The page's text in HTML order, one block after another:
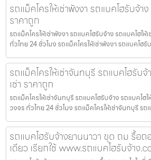
รถแม็คโครให้เช่าพังงา รถแบคโฮรับจ้าง
ราคาถูก
รถแม็คโครให้เช่าพังงา รถแบคโฮรับจ้าง รถแบคโฮให้
ทั่วไทย 24 ชั่วโมง รถแม็คโครให้เช่าพังงา รถแบคโฮรั
รถแม็คโครให้เช่าจันทบุรี รถแบคโฮรับจ้
เช่า ราคาถูก
รถแม็คโครให้เช่าจันทบุรี รถแบคโฮรับจ้าง รถแบคโฮใ
วงจร ทั่วไทย 24 ชั่วโมง รถแม็คโครให้เช่าจันทบุรี รถ
รถแบคโฮรับจ้างยานนาวา ขุด ถม รื้อถ
เดียว เรียกใช้ www.รถแบคโฮรับจ้าง